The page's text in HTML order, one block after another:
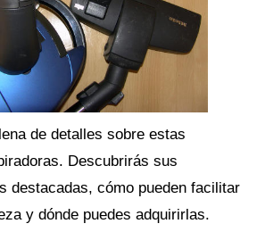
de detalles sobre estas
Descubrirás sus
destacadas, cómo pueden facilitar
y dónde puedes adquirirlas.